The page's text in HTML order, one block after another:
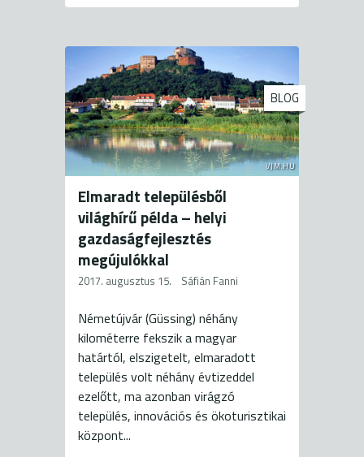
VJM.HU
BLOG
Elmaradt településből
világhírű példa – helyi
gazdaságfejlesztés
megújulókkal
2017. augusztus 15. Sáfián Fanni
Németújvár (Güssing) néhány
kilométerre fekszik a magyar
határtól, elszigetelt, elmaradott
település volt néhány évtizeddel
ezelőtt, ma azonban virágzó
település, innovációs és ökoturisztikai
központ...